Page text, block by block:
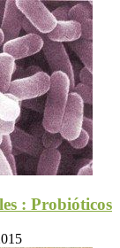
: Probióticos